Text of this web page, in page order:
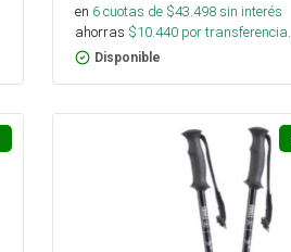
en 6cuotas de $43.498sin interés
ahorras $10.440por transferencia.
Disponible